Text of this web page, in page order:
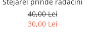
40,00 Lei
30,00 Lei